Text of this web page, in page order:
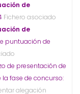
de
Fichero asociado
de
puntuación de
de presentación de
fase de concurso:
alegación